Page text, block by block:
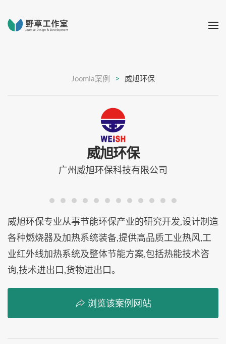
Joomla案例 威旭环保
威旭环保
广州威旭环保科技有限公司
威旭环保专业从事节能环保产业的研究开发,设计制造
各种燃烧器及加热系统装备,提供高品质工业热风,工
业红外线加热系统及整体节能方案,包括热能技术咨
询,技术进出口,货物进出口。
浏览该案例网站